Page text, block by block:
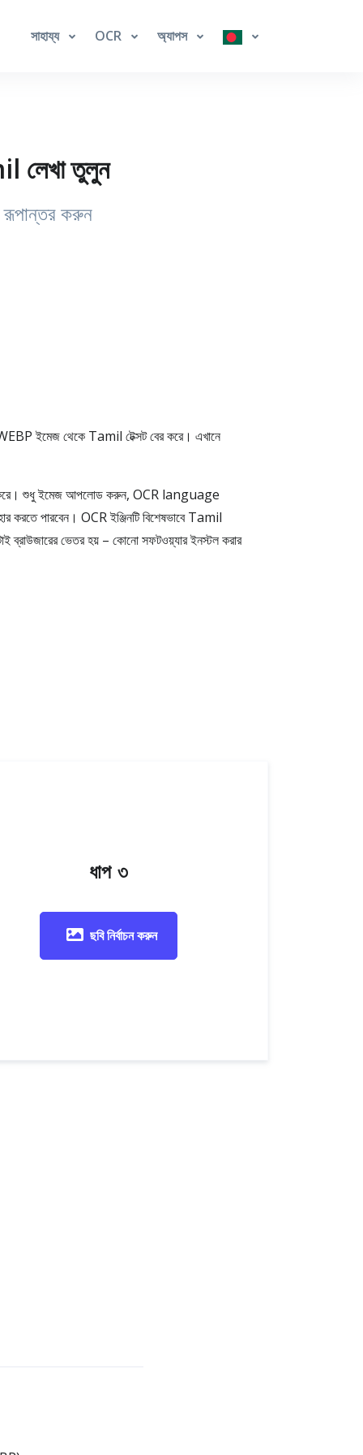
সাহায্য OCR অ্যাপস
লেখা তুলুন
রূপান্তর করুন
ইমেজ থেকে Tamil টেক্সট বের করে। এখানে
করে। শুধু ইমেজ আপলোড করুন, OCR language
করতে পারবেন। OCR ইঞ্জিনটি বিশেষভাবে Tamil
ব্রাউজারের ভেতর হয় – কোনো সফটওয়্যার ইনস্টল করার
ধাপ ৩
ছবি নির্বাচন করুন